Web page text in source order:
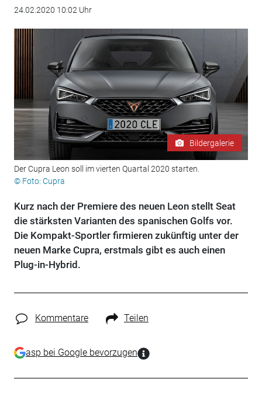
24.02.2020 10:02 Uhr
Bildergalerie
Der Cupra Leon soll im vierten Quartal 2020 starten.
© Foto: Cupra
Kurz nach der Premiere des neuen Leon stellt Seat
die stärksten Varianten des spanischen Golfs vor.
Die Kompakt-Sportler firmieren zukünftig unter der
neuen Marke Cupra, erstmals gibt es auch einen
Plug-in-Hybrid.
Kommentare Teilen
asp bei Google bevorzugen